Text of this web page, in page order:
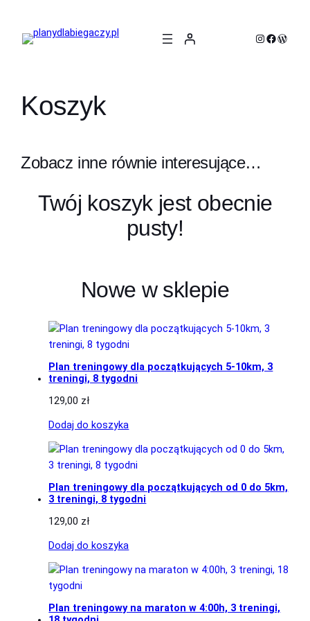
treści
Instagram
Koszyk
Zobacz inne równie interesujące…
Twój koszyk jest obecnie
pusty!
Nowe w sklepie
Plan treningowy dla początkujących 5-10km, 3
treningi, 8 tygodni
129,00 zł
Dodaj do koszyka
Plan treningowy dla początkujących od 0 do 5km,
3 treningi, 8 tygodni
129,00 zł
Dodaj do koszyka
Plan treningowy na maraton w 4:00h, 3 treningi,